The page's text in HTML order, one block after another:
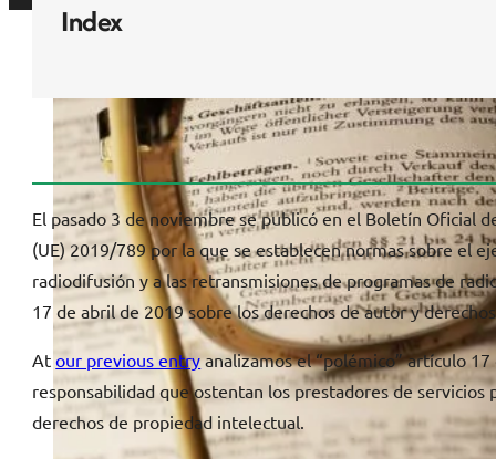
Index
El pasado 3 de noviembre se publicó en el Boletín Oficial
(UE) 2019/789 por la que se establecen normas sobre el
radiodifusión y a las retransmisiones de programas de
17 de abril de 2019 sobre los derechos de autor y
Atour previous entryanalizamos el “polémico” artículo
responsabilidad que ostentan los prestadores de
derechos de propiedad intelectual.